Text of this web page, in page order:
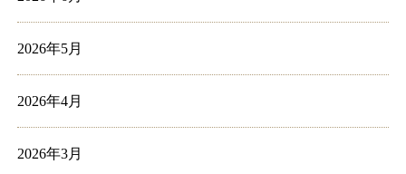
2026年5月
2026年4月
2026年3月